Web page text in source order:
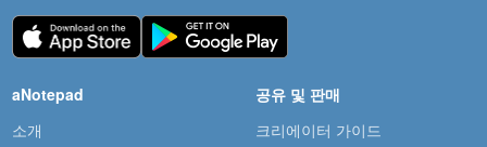
aNotepad
소개
공유 및 판매
크리에이터 가이드